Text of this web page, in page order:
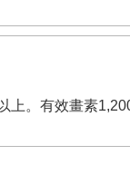
。有效畫素